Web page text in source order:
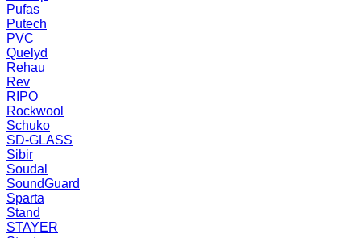
Pufas
Putech
PVC
Quelyd
Rehau
Rev
RIPO
Rockwool
Schuko
SD-GLASS
Sibir
Soudal
SoundGuard
Sparta
Stand
STAYER